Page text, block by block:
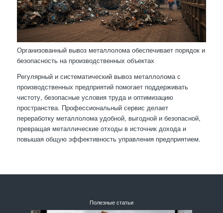
Организованный вывоз металлолома обеспечивает порядок и
безопасность на производственных объектах
Регулярный и систематический вывоз металлолома с
производственных предприятий помогает поддерживать
чистоту, безопасные условия труда и оптимизацию
пространства. Профессиональный сервис делает
переработку металлолома удобной, выгодной и безопасной,
превращая металлические отходы в источник дохода и
повышая общую эффективность управления предприятием.
Полезные статьи